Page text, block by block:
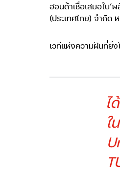
ฮอนด้าเชื่อเสมอใน‘
(ประเทศไทย) จำกัด
เวทีแห่งความฝันที่ยิ่ง
ไ
ใ